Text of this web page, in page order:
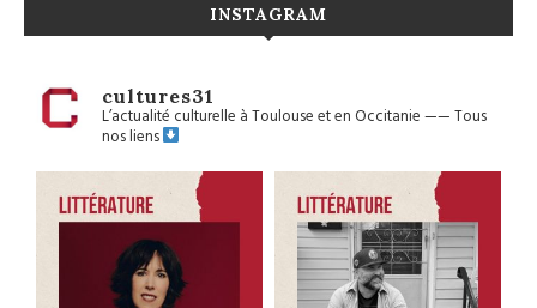
INSTAGRAM
cultures31
L’actualité culturelle à Toulouse et en Occitanie——Tous
nos liens